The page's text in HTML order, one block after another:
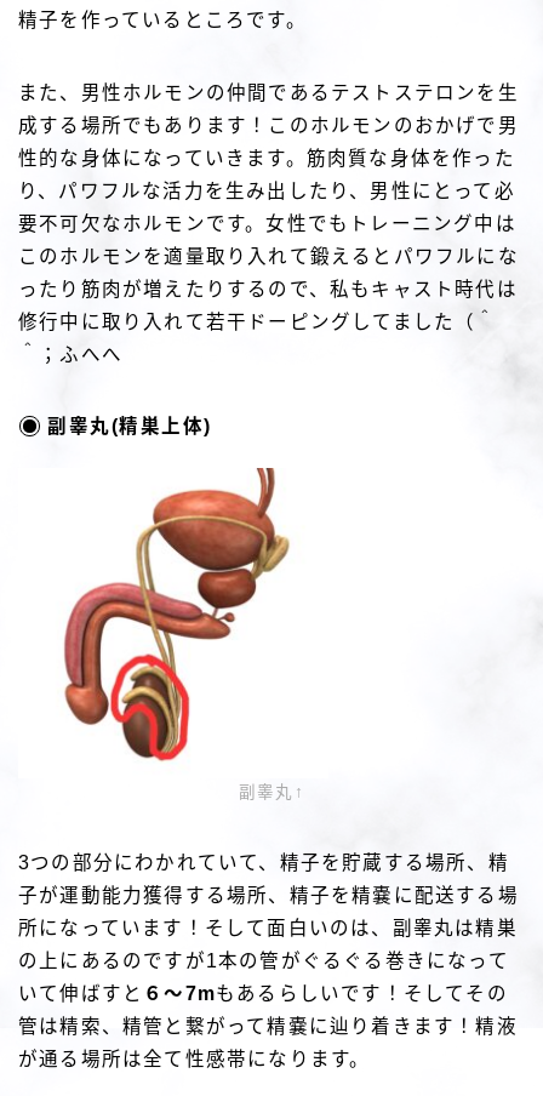
精子を作っているところです。
また、男性ホルモンの仲間であるテストステロンを生
成する場所でもあります！このホルモンのおかげで男
性的な身体になっていきます。筋肉質な身体を作った
り、パワフルな活力を生み出したり、男性にとって必
要不可欠なホルモンです。女性でもトレーニング中は
このホルモンを適量取り入れて鍛えるとパワフルにな
ったり筋肉が増えたりするので、私もキャスト時代は
修行中に取り入れて若干ドーピングしてました（＾
＾；ふへへ
副睾丸(精巣上体)
副睾丸↑
3つの部分にわかれていて、精子を貯蔵する場所、精
子が運動能力獲得する場所、精子を精嚢に配送する場
所になっています！そして面白いのは、副睾丸は精巣
の上にあるのですが1本の管がぐるぐる巻きになって
いて伸ばすと ６～7mもあるらしいです！そしてその
管は精索、精管と繋がって精嚢に辿り着きます！精液
が通る場所は全て性感帯になります。